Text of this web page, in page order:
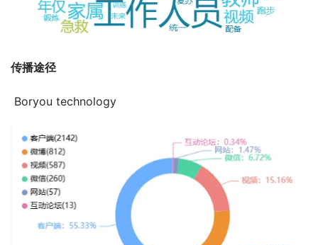
传播途径
Boryou technology